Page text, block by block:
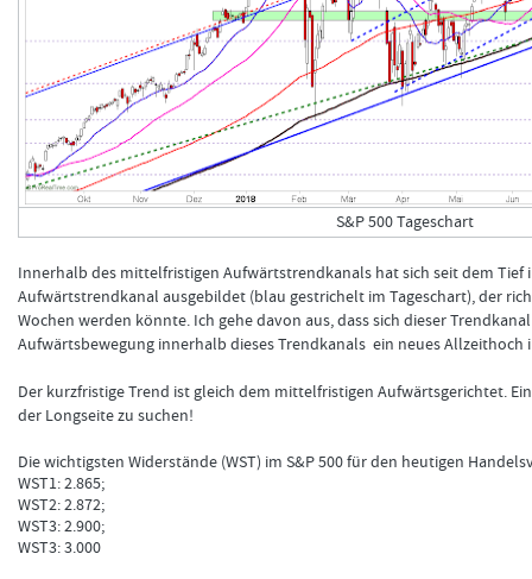
S&P 500 Tageschart
Innerhalb des mittelfristigen Aufwärtstrendkanals hat sich seit dem Tief
Aufwärtstrendkanal ausgebildet (blau gestrichelt im Tageschart), der
Wochen werden könnte. Ich gehe davon aus, dass sich dieser
Aufwärtsbewegung innerhalb dieses Trendkanals ein neues Allzeithoch
Der kurzfristige Trend ist gleich dem mittelfristigen Aufwärtsgerichtet.
der Longseite zu suchen!
Die wichtigsten Widerstände (WST) im S&P 500 für den heutigen
WST1: 2.865;
WST2: 2.872;
WST3: 2.900;
WST3: 3.000